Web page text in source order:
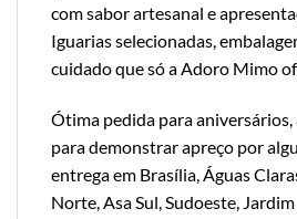
com sabor artesanal e
Iguarias selecionadas,
cuidado que só a Adoro Mimo
Ótima pedida para
para demonstrar apreço por
entrega em Brasília, Águas
Norte, Asa Sul, Sudoeste,